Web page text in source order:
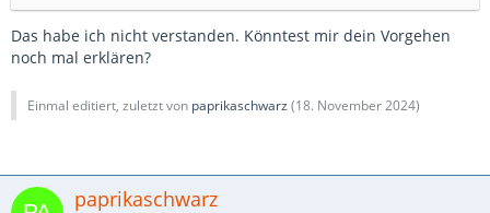
Das habe ich nicht verstanden. Könntest mir dein Vorgehen
noch mal erklären?
Einmal editiert, zuletzt von paprikaschwarz (18. November 2024)
paprikaschwarz